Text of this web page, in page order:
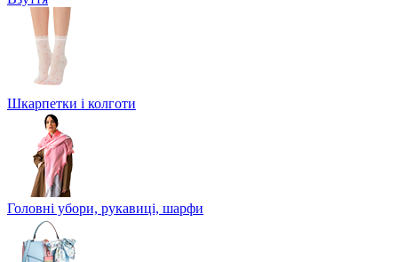
Шкарпетки і колготи
Головні убори, рукавиці, шарфи